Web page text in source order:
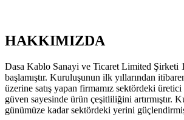
HAKKIMIZDA
Dasa Kablo Sanayi ve Ticaret Limited Şirketi
başlamıştır. Kuruluşunun ilk yıllarından
üzerine satış yapan firmamız sektördeki
güven sayesinde ürün çeşitliliğini artırmıştır.
günümüze kadar sektördeki yerini